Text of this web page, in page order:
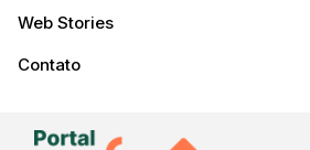
Web Stories
Contato